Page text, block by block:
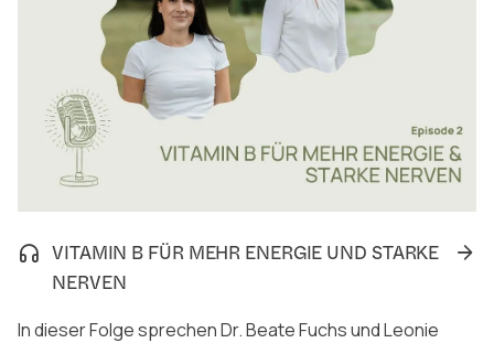
VITAMIN B FÜR MEHR ENERGIE UND STARKE
NERVEN
In dieser Folge sprechen Dr. Beate Fuchs und Leonie